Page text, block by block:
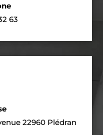
63
22960 Plédran